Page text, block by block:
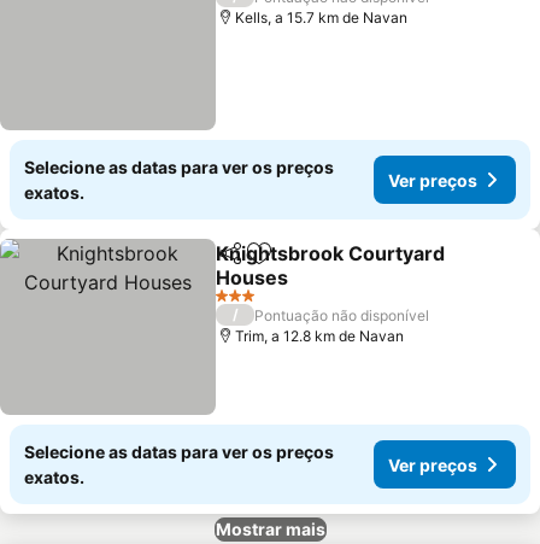
Kells, a 15.7 km de Navan
Selecione as datas para ver os preços
exatos.
Ver preços
PartilharAdicionar aos favoritos
Knightsbrook Courtyard
Houses
Ver preços
3 Estrelas
/
Pontuação não disponível
Trim, a 12.8 km de Navan
Selecione as datas para ver os preços
exatos.
Ver preços
Mostrar mais